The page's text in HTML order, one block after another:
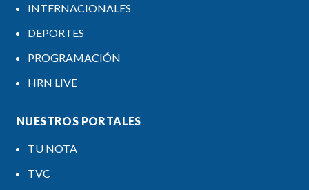
INTERNACIONALES
DEPORTES
PROGRAMACIÓN
HRN LIVE
NUESTROS PORTALES
TU NOTA
TVC